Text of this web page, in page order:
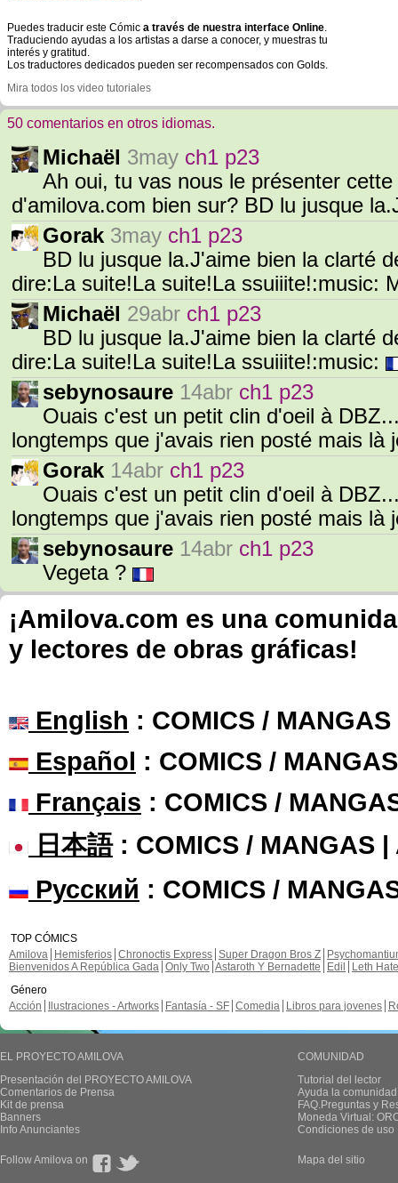
Puedes traducir este Cómic a través de nuestra interface Online.
Traduciendo ayudas a los artistas a darse a conocer, y muestras tu
interés y gratitud.
Los traductores dedicados pueden ser recompensados con Golds.
Mira todos los video tutoriales
50 comentarios en otros idiomas.
Michaël 3may ch1 p23
Ah oui, tu vas nous le présenter
d'amilova.com bien sur? BD lu jusque
Gorak 3may ch1 p23
BD lu jusque la.J'aime bien la clarté
dire:La suite!La suite!La ssuiiite!:music:
Michaël 29abr ch1 p23
BD lu jusque la.J'aime bien la clarté
dire:La suite!La suite!La ssuiiite!:music:
sebynosaure 14abr ch1 p23
Ouais c'est un petit clin d'oeil à
longtemps que j'avais rien posté mais là
Gorak 14abr ch1 p23
Ouais c'est un petit clin d'oeil à
longtemps que j'avais rien posté mais là
sebynosaure 14abr ch1 p23
Vegeta ?
¡Amilova.com es una
y lectores de obras gráficas!
English : COMICS /
Español : COMICS /
Français : COMICS /
日本語: COMICS / MANGAS |
Русский : COMICS /
TOP CÓMICS
Amilova
Hemisferios Chronoctis Express Super Dragon Bros Z
Bienvenidos A República Gada Only Two Astaroth Y Bernadette Edil
Leth Hate
Género
Acción
Ilustraciones - Artworks Fantasía - SF Comedia Libros para jovenes
EL PROYECTO AMILOVA
Presentación del PROYECTO AMILOVA
Comentarios de Prensa
Kit de prensa
Banners
Info Anunciantes
COMUNIDAD
Tutorial del lector
Ayuda la
FAQ.Preguntas y
Moneda Virtual:
Condiciones de uso
Follow Amilova on Mapa del sitio